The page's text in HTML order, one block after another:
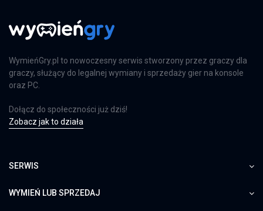
WymieńGry.pl to nowoczesny serwis stworzony przez graczy dla
graczy, służący do legalnej wymiany i sprzedaży gier na konsole
oraz PC.
Dołącz do społeczności już dziś!
Zobacz jak to działa
SERWIS
WYMIEŃ LUB SPRZEDAJ